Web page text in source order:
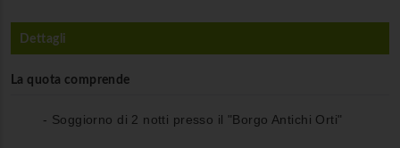
Dettagli
La quota comprende
- Soggiorno di 2 notti presso il "Borgo Antichi Orti"